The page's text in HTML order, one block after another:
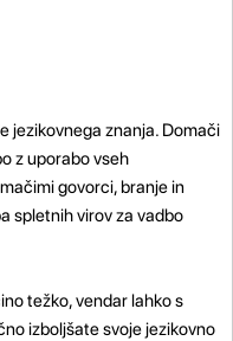
jezikovnega znanja. Domači
z uporabo vseh
govorci, branje in
spletnih virov za vadbo
težko, vendar lahko s
izboljšate svoje jezikovno